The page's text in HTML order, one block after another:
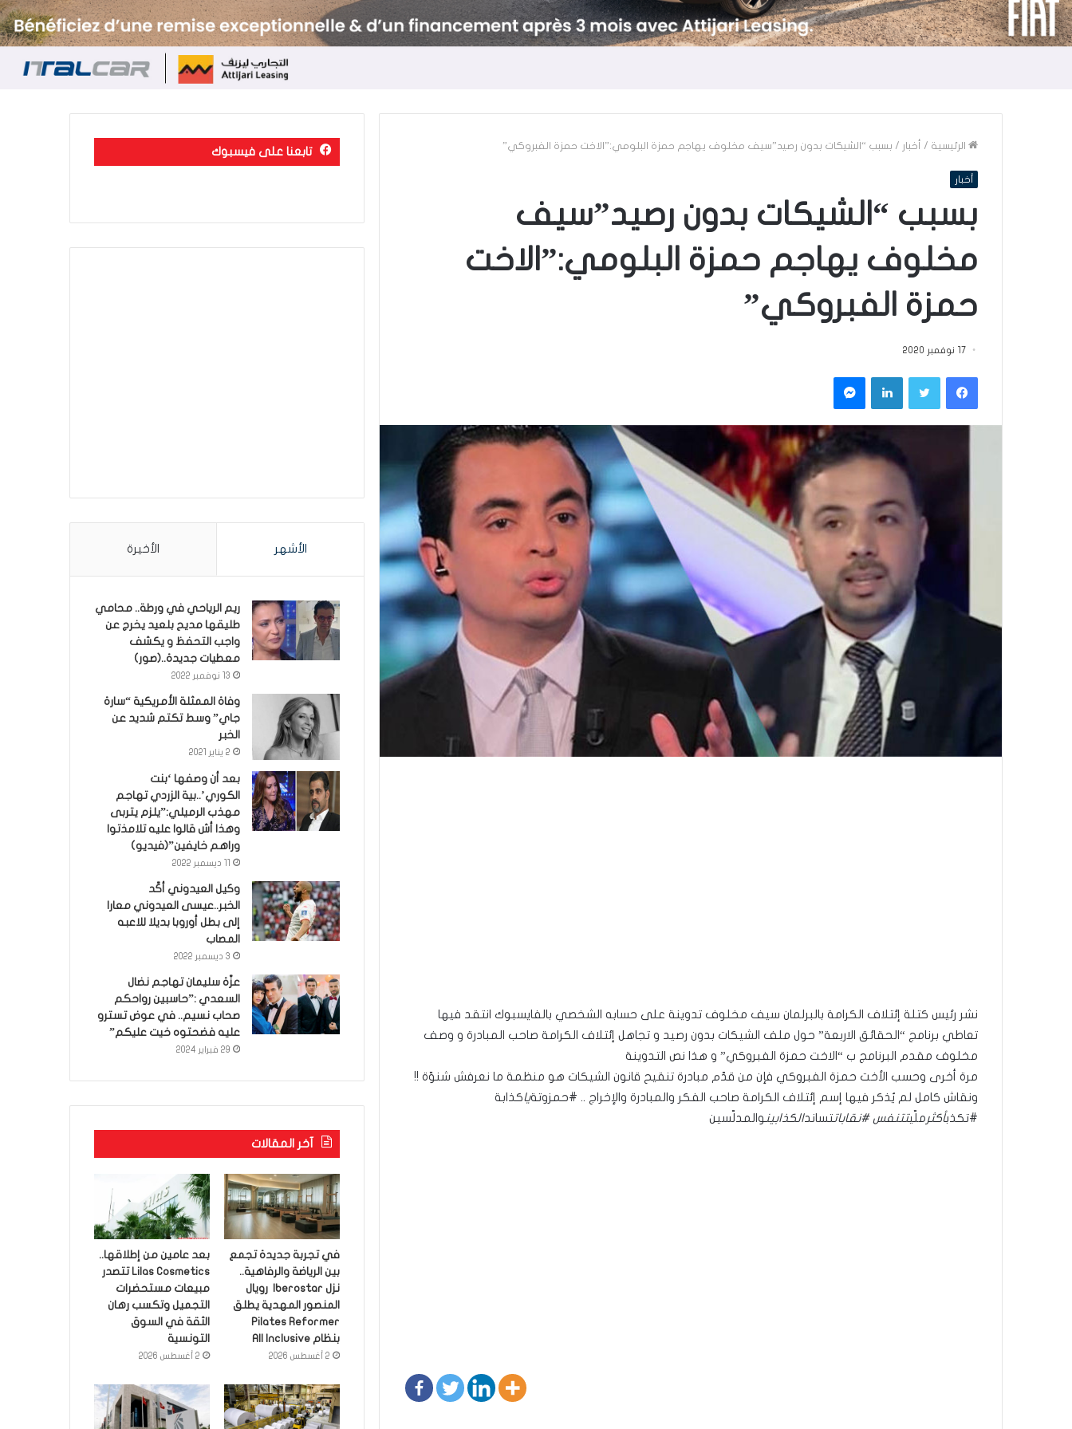
الرئيسية / أخبار / بسبب “الشيكات بدون رصيد”سيف مخلوف يهاجم حمزة البلومي:”الاخت حمزة الفبروكي”
أخبار
بسبب “الشيكات بدون رصيد”سيف
مخلوف يهاجم حمزة البلومي:”الاخت
حمزة الفبروكي”
17 نوفمبر 2020
فيسبوكتويتر لينكدإن ماسنجر
نشر رئيس كتلة إئتلاف الكرامة بالبرلمان سيف مخلوف تدوينة على حسابه الشخصي بالفايسبوك انتقد فيها
تعاطي برنامج “الحقائق الاربعة” حول ملف الشيكات بدون رصيد و تجاهل إئتلاف الكرامة صاحب المبادرة و وصف
مخلوف مقدم البرنامج ب “الاخت حمزة الفبروكي” و هذا نص التدوينة
مرة أخرى وحسب الأخت حمزة الفبروكي فإن من قدّم مبادرة تنقيح قانون الشيكات هو منظمة ما نعرفش شنوّة !!
ونقاش كامل لم يُذكر فيها إسم إئتلاف الكرامة صاحب الفكر والمبادرة والإخراج .. #حمزوتةياكذابة
#تكذبأكثرملّيتتنفس #نقاباتتساندالكذابينوالمدلّسين
تابعنا على فيسبوك
الأشهر الأخيرة
ريم الرياحي في ورطة.. محامي
طليقها مديح بلعيد يخرج عن
واجب التحفظ و يكشف
معطيات جديدة..(صور)
13 نوفمبر 2022
وفاة الممثلة الأمريكية “سارة
جاي” وسط تكتم شديد عن
الخبر
2 يناير 2021
بعد أن وصفها ‘بنت
الكوري’..بية الزردي تهاجم
مهذب الرميلي:”يلزم يتربى
وهذا أش قالوا عليه تلامذتوا
وراهم خايفين”(فيديو)
وكيل العيدوني أكّد
الخبر..عيسى العيدوني معارا
إلى بطل أوروبا بديلا للاعبه
المصاب
3 ديسمبر 2022
عزّة سليمان تهاجم نضال
السعدي :”حاسبين رواحكم
صحاب نسيم.. في عوض تسترو
عليه فضحتوه خيت عليكم”
29 فبراير 2024
آخر المقالات
في تجربة جديدة تجمع
بين الرياضة والرفاهية..
نزل Iberostar رويال
المنصور المهدية يطلق
Pilates Reformer
بنظام All Inclusive
2 أغسطس 2026
بعد عامين من إطلاقها..
Lilas Cosmetics تتصدر
مبيعات مستحضرات
التجميل وتكسب رهان
الثقة في السوق
التونسية
2 أغسطس 2026